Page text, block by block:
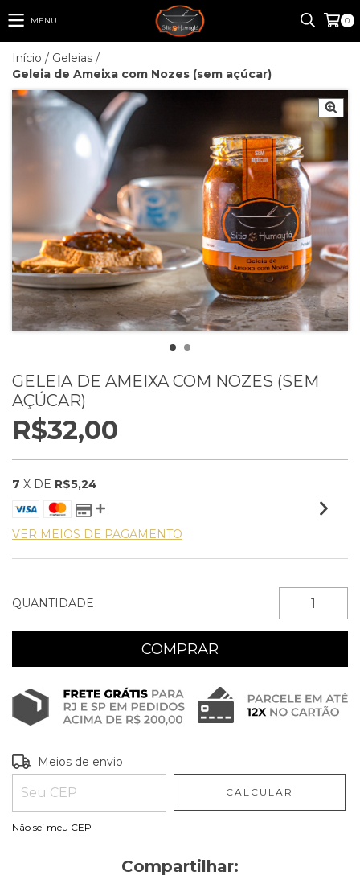
MENU 0
Início / Geleias /
Geleia de Ameixa com Nozes (sem açúcar)
GELEIA DE AMEIXA COM NOZES (SEM
AÇÚCAR)
R$32,00
7 X DE R$5,24
VER MEIOS DE PAGAMENTO
QUANTIDADE
Entregas para o CEP:
Meios de envio
CALCULAR
Não sei meu CEP
Compartilhar: